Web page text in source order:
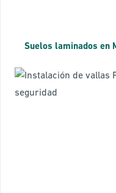
Suelos laminados en